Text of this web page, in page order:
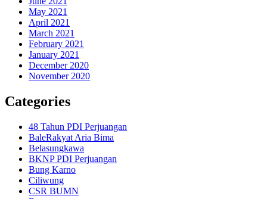
May 2021
April 2021
March 2021
February 2021
January 2021
December 2020
November 2020
Categories
48 Tahun PDI Perjuangan
BaleRakyat Aria Bima
Belasungkawa
BKNP PDI Perjuangan
Bung Karno
Ciliwung
CSR BUMN